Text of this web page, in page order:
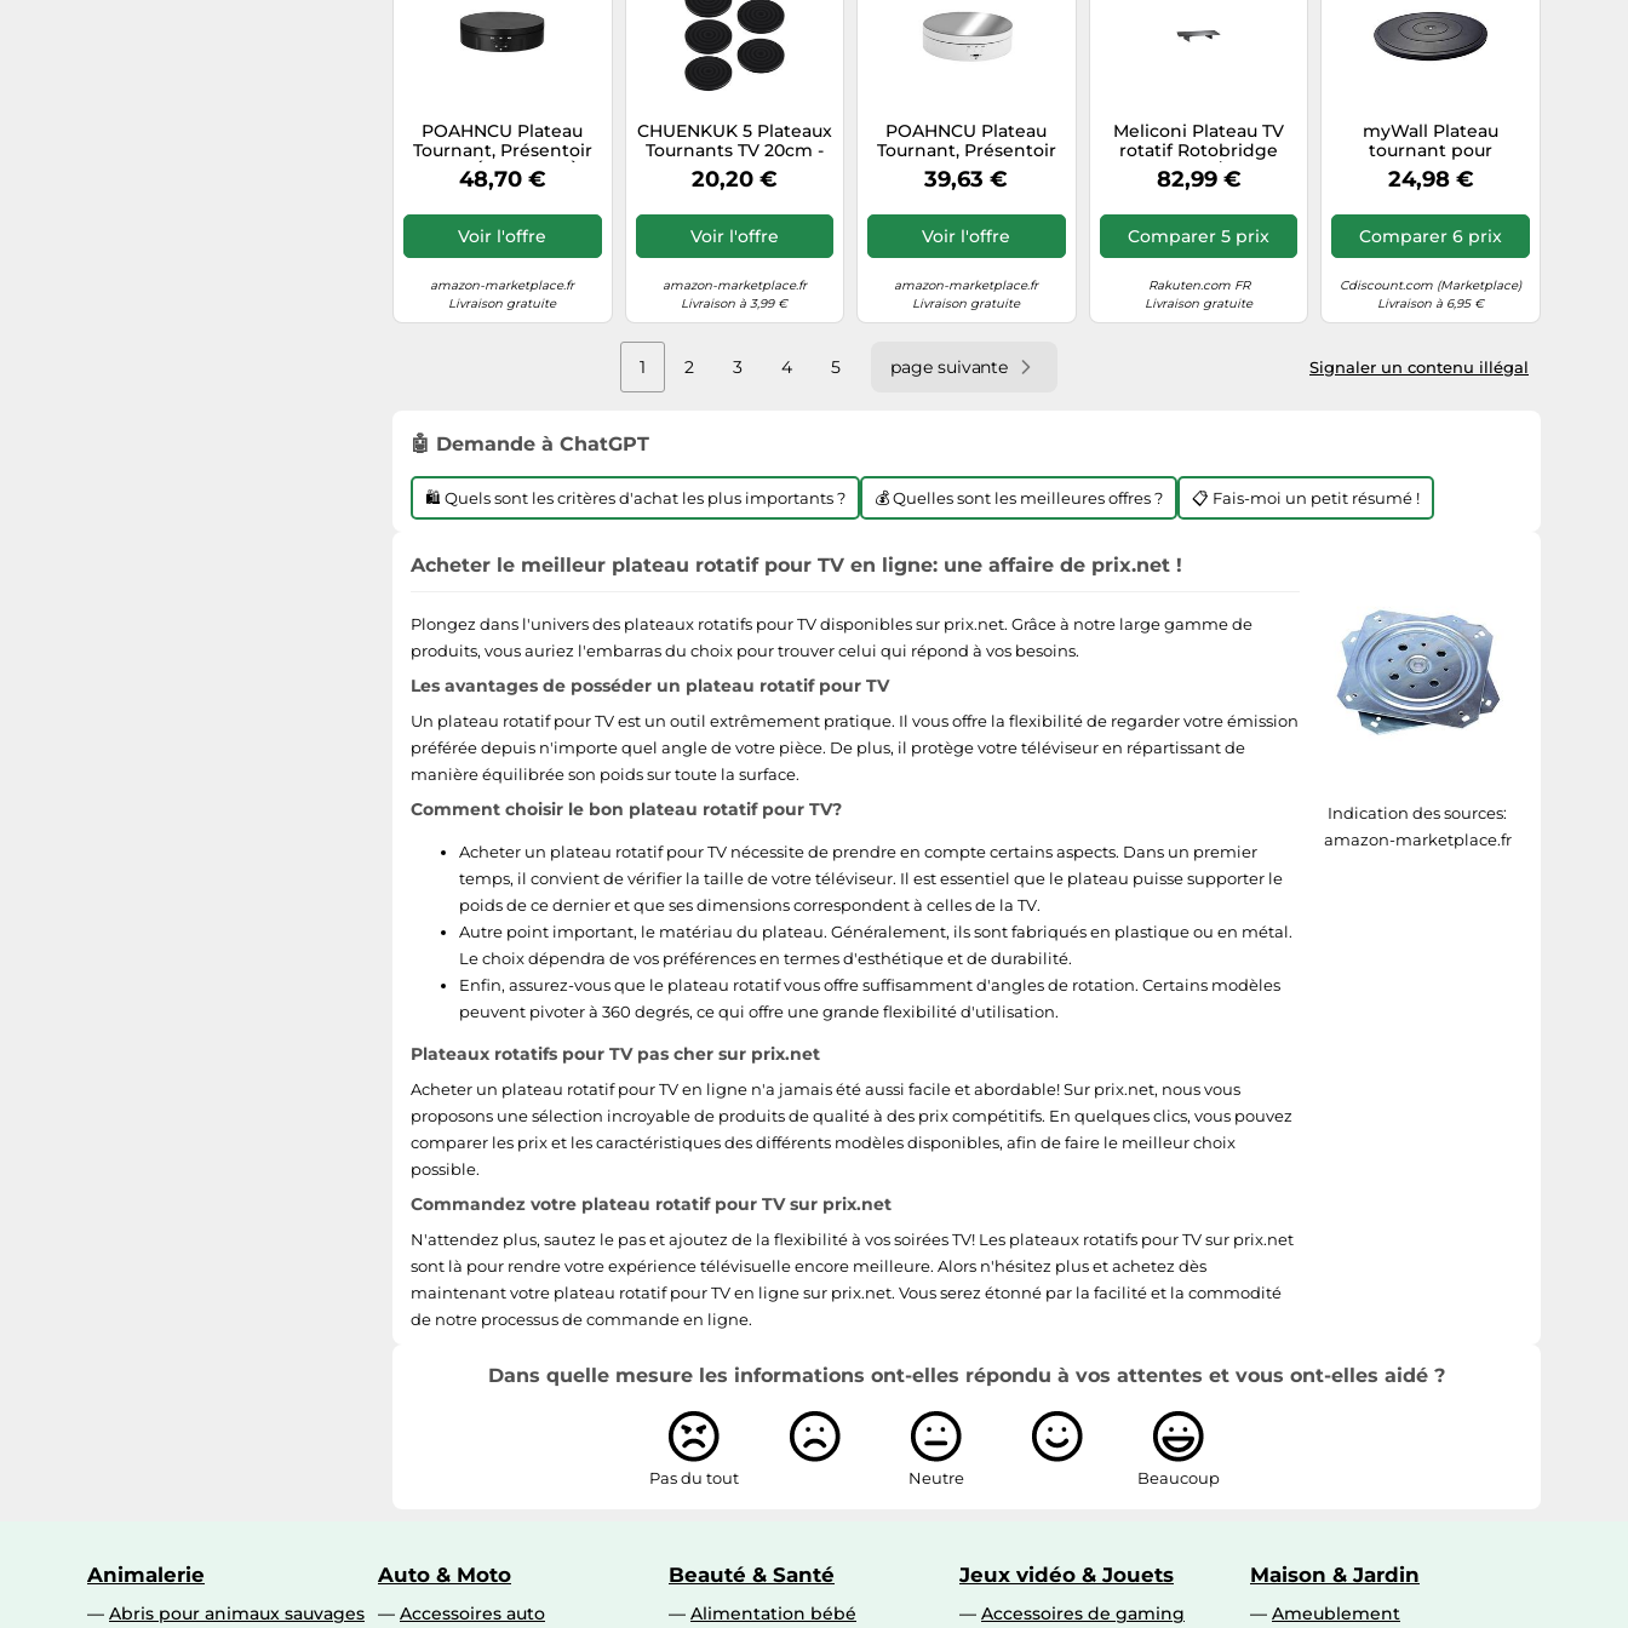
POAHNCU Plateau
Tournant, Présentoir
Rotatif Électrique À 3
Vitesses, Miroir 360
48,70 €
Voir l'offre
amazon-marketplace.fr
Livraison gratuite
CHUENKUK 5 Plateaux
Tournants TV 20cm -
Plateau Rotatif 360°
Plastique Noir - pour
Présentations,
Artisanat
20,20 €
Voir l'offre
amazon-marketplace.fr
Livraison à 3,99 €
POAHNCU Plateau
Tournant, Présentoir
Rotatif Réglable
Motorisé À 3 Vitesses,
39,63 €
Voir l'offre
amazon-marketplace.fr
Livraison gratuite
Meliconi Plateau TV
rotatif Rotobridge
Elite L métal/verre 32
à 52'' Noir 75 cm
82,99 €
Comparer 5 prix
Rakuten.com FR
Livraison gratuite
myWall Plateau
tournant pour
téléviseur HZ20L
24,98 €
Comparer 6 prix
Cdiscount.com (Marketplace)
Livraison à 6,95 €
Signaler un contenu illégal
1 2 3 4 5 page suivante
🤖 Demande à ChatGPT
🛍️ Quels sont les critères d'achat les plus importants ? 💰 Quelles sont les meilleures offres ? 📋 Fais-moi un petit résumé !
Indication des sources:
amazon-marketplace.fr
Acheter le meilleur plateau rotatif pour TV en ligne: une affaire de prix.net !
Plongez dans l'univers des plateaux rotatifs pour TV disponibles sur prix.net. Grâce à notre large gamme de
produits, vous auriez l'embarras du choix pour trouver celui qui répond à vos besoins.
Les avantages de posséder un plateau rotatif pour TV
Un plateau rotatif pour TV est un outil extrêmement pratique. Il vous offre la flexibilité de regarder votre émission
préférée depuis n'importe quel angle de votre pièce. De plus, il protège votre téléviseur en répartissant de
manière équilibrée son poids sur toute la surface.
Comment choisir le bon plateau rotatif pour TV?
Acheter un plateau rotatif pour TV nécessite de prendre en compte certains aspects. Dans un premier
temps, il convient de vérifier la taille de votre téléviseur. Il est essentiel que le plateau puisse supporter le
poids de ce dernier et que ses dimensions correspondent à celles de la TV.
Autre point important, le matériau du plateau. Généralement, ils sont fabriqués en plastique ou en métal.
Le choix dépendra de vos préférences en termes d'esthétique et de durabilité.
Enfin, assurez-vous que le plateau rotatif vous offre suffisamment d'angles de rotation. Certains modèles
peuvent pivoter à 360 degrés, ce qui offre une grande flexibilité d'utilisation.
Plateaux rotatifs pour TV pas cher sur prix.net
Acheter un plateau rotatif pour TV en ligne n'a jamais été aussi facile et abordable! Sur prix.net, nous vous
proposons une sélection incroyable de produits de qualité à des prix compétitifs. En quelques clics, vous pouvez
comparer les prix et les caractéristiques des différents modèles disponibles, afin de faire le meilleur choix
possible.
Commandez votre plateau rotatif pour TV sur prix.net
N'attendez plus, sautez le pas et ajoutez de la flexibilité à vos soirées TV! Les plateaux rotatifs pour TV sur prix.net
sont là pour rendre votre expérience télévisuelle encore meilleure. Alors n'hésitez plus et achetez dès
maintenant votre plateau rotatif pour TV en ligne sur prix.net. Vous serez étonné par la facilité et la commodité
de notre processus de commande en ligne.
Dans quelle mesure les informations ont-elles répondu à vos attentes et vous ont-elles aidé ?
Pas du tout Neutre Beaucoup
Animalerie
Abris pour animaux sauvages
Auto & Moto
Accessoires auto
Beauté & Santé
Alimentation bébé
Jeux vidéo & Jouets
Accessoires de gaming
Maison & Jardin
Ameublement